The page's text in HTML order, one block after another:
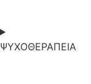
ΨΥΧΟΘΕΡΑΠΕΙΑ